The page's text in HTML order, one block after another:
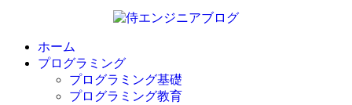
ホーム
プログラミング
プログラミング基礎
プログラミング教育